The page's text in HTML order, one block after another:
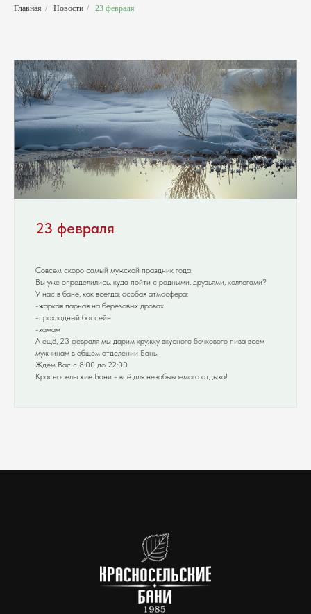
Главная / Новости / 23 февраля
23 февраля
Совсем скоро самый мужской праздник года.
Вы уже определились, куда пойти с родными, друзьями, коллегами?
У нас в бане, как всегда, особая атмосфера:
-жаркая парная на березовых дровах
-прохладный бассейн
-хамам
А ещё, 23 февраля мы дарим кружку вкусного бочкового пива всем
мужчинам в общем отделении Бань.
Ждём Вас с 8:00 до 22:00
Красносельские Бани - всё для незабываемого отдыха!